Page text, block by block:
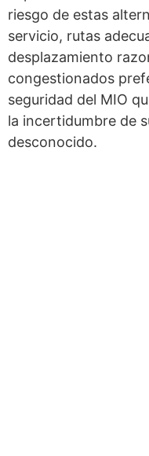
riesgo de estas
servicio, rutas
desplazamiento
congestionados
seguridad del MIO
la incertidumbre de
desconocido.